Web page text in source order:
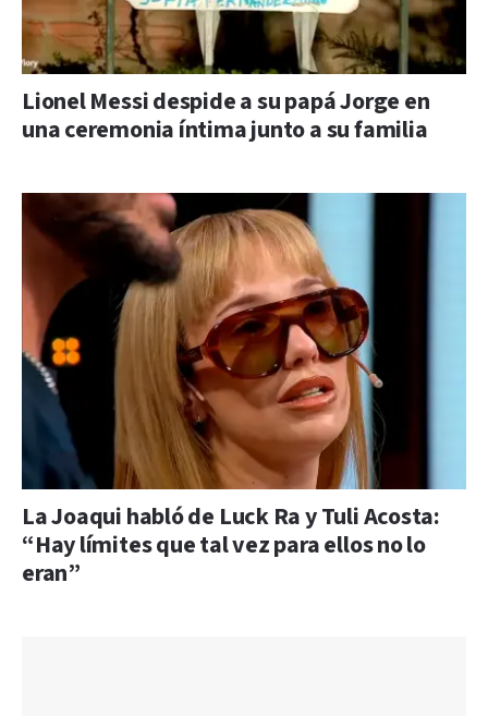
Lionel Messi despide a su papá Jorge en
una ceremonia íntima junto a su familia
La Joaqui habló de Luck Ra y Tuli Acosta:
“Hay límites que tal vez para ellos no lo
eran”